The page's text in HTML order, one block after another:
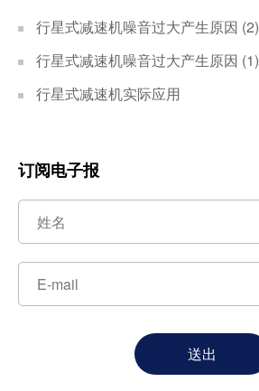
行星式减速机噪音过大产生原因 (2)
行星式减速机噪音过大产生原因 (1)
行星式减速机实际应用
订阅电子报
送出